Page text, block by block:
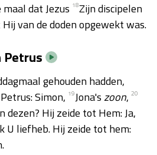
dat Jezus 18Zijn discipelen
van de doden opgewekt was.
Petrus
gehouden hadden,
Simon, 19Jona'szoon, 20
dezen? Hij zeide tot Hem: Ja,
U liefheb. Hij zeide tot hem: